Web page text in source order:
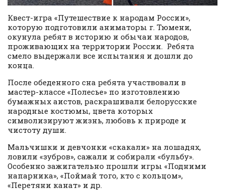
Квест-игра «Путешествие к народам России»,
которую подготовили аниматоры г. Тюмени,
окунула ребят в историю и обычаи народов,
проживающих на территории России. Ребята
смело выдержали все испытания и дошли до
конца.
После обеденного сна ребята участвовали в
мастер-классе «Полесье» по изготовлению
бумажных аистов, раскрашивали белорусские
народные костюмы, цвета которых
символизируют жизнь, любовь к природе и
чистоту души.
Мальчишки и девчонки «скакали» на лошадях,
ловили «зубров», сажали и собирали «бульбу».
Особенно зажигательно прошли игры «Подними
напарника», «Поймай того, кто с кольцом»,
«Перетяни канат» и др.